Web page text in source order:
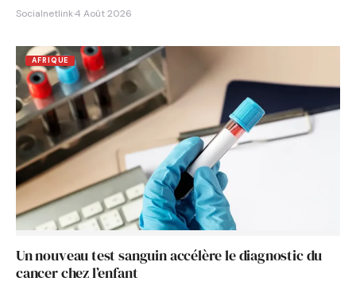
Socialnetlink·4 Août 2026
AFRIQUE
Un nouveau test sanguin accélère le diagnostic du
cancer chez l’enfant